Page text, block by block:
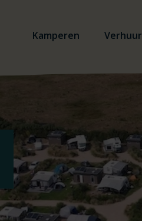
Kamperen Verhuur